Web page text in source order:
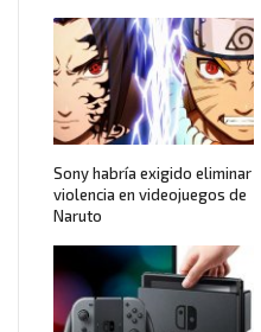
Sony habría exigido eliminar
violencia en videojuegos de
Naruto